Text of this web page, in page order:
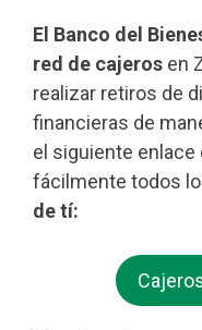
El Banco del
red de cajeros en
realizar retiros de
financieras de
el siguiente
fácilmente todos
de tí: